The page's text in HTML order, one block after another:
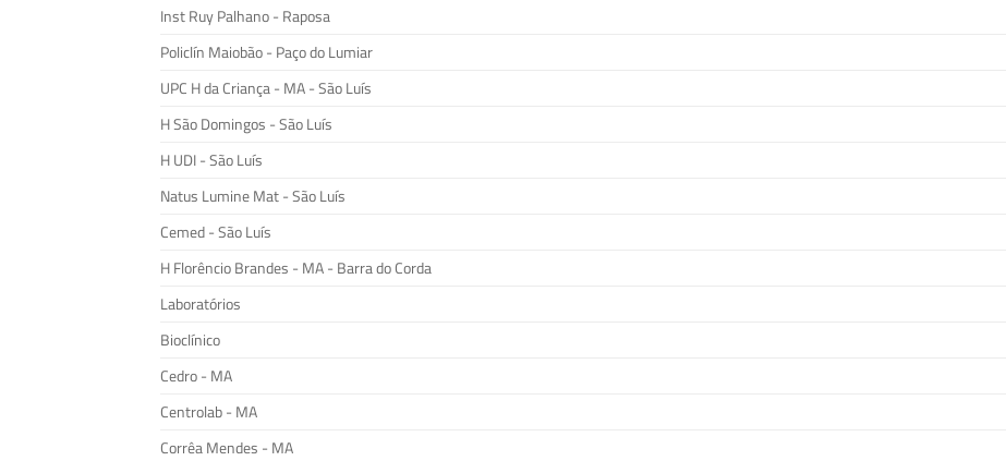
Inst Ruy Palhano - Raposa
Policlín Maiobão - Paço do Lumiar
UPC H da Criança - MA - São Luís
H São Domingos - São Luís
H UDI - São Luís
Natus Lumine Mat - São Luís
Cemed - São Luís
H Florêncio Brandes - MA - Barra do Corda
Laboratórios
Bioclínico
Cedro - MA
Centrolab - MA
Corrêa Mendes - MA